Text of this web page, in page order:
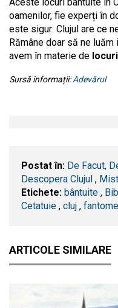
Aceste locuri bântuite în
oamenilor, fie experți în
este sigur: Clujul are ce
Rămâne doar să ne
avem în materie de
Sursă informații:Adevărul
Postat în: De Facut,
Descopera Clujul ,
Etichete: bântuite ,
Cetatuie , cluj , fantome
ARTICOLE SIMILARE